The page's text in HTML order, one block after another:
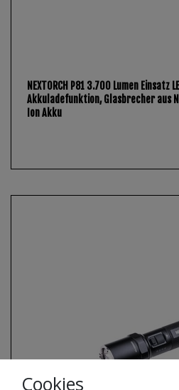
NEXTORCH P81 3.700 Lumen Einsatz
Akkuladefunktion, Glasbrecher aus
Ion Akku
Cookies